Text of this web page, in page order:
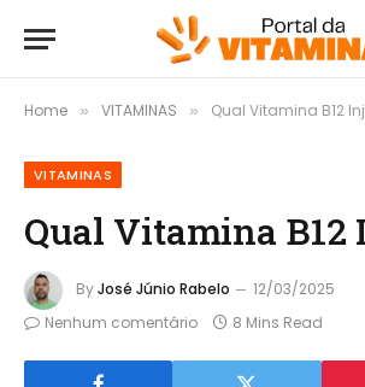
Home » VITAMINAS » Qual Vitamina B12
VITAMINAS
Qual Vitamina B12
ByJosé Júnio Rabelo
12/03/2025
Nenhum comentário
8 Mins Read